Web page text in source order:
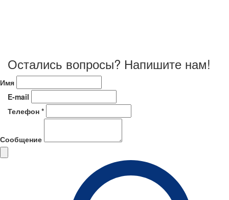
Остались вопросы? Напишите нам!
Имя
E-mail
Телефон *
Сообщение